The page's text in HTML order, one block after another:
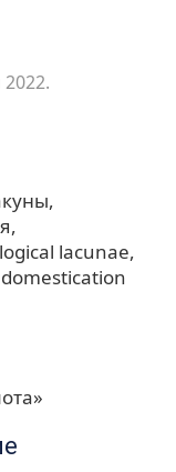
lacunae
domestication